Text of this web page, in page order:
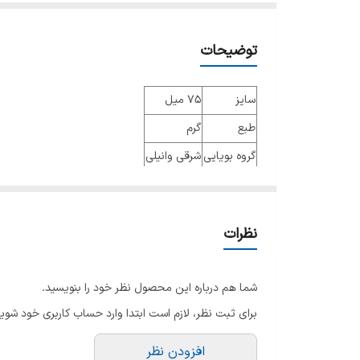
توضیحات
سایز
75 میل
طبع
گرم
گروه بویاییشرقی وانیلی
نوع عطر
ماندگاری
متوسط
پراکندگی
متوسط
نظرات
شما هم درباره این محصول نظر خود را بنویسید.
برای ثبت نظر، لازم است ابتدا وارد حساب کاربری خود
افزودن نظر